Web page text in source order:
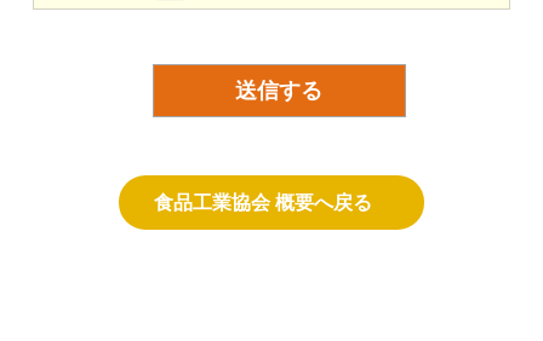
もに、正確なものに保ちます。また、保有する必要がなくなった個人
情報は、確実かつ速やかに削除します。
の第三者による盗聴や改ざん等を防いでいます。
SNS利用者の皆さまへの留意事項
食品工業協会 概要へ戻る